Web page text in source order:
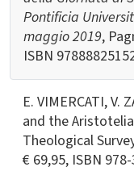
Pontificia
maggio 2019,
ISBN
E. VIMERCATI, V.
and the
Theological
€ 69,95, ISBN